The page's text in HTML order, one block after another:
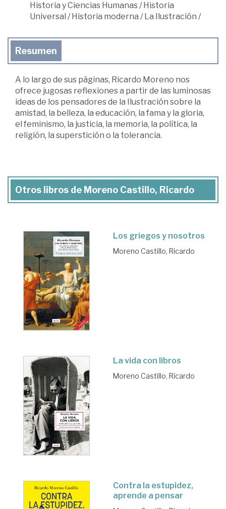
Historia y Ciencias Humanas/ Historia
Universal / Historia moderna / La Ilustración /
Resumen
A lo largo de sus páginas, Ricardo Moreno nos
ofrece jugosas reflexiones a partir de las luminosas
ideas de los pensadores de la Ilustración sobre la
amistad, la belleza, la educación, la fama y la gloria,
el feminismo, la justicia, la memoria, la política, la
religión, la superstición o la tolerancia.
Otros libros de Moreno Castillo, Ricardo
Los griegos y nosotros
Moreno Castillo, Ricardo
La vida con libros
Moreno Castillo, Ricardo
Contra la estupidez,
aprende a pensar